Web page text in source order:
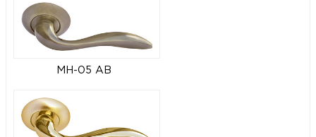
MH-05 AB